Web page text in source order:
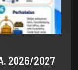
2026/2027